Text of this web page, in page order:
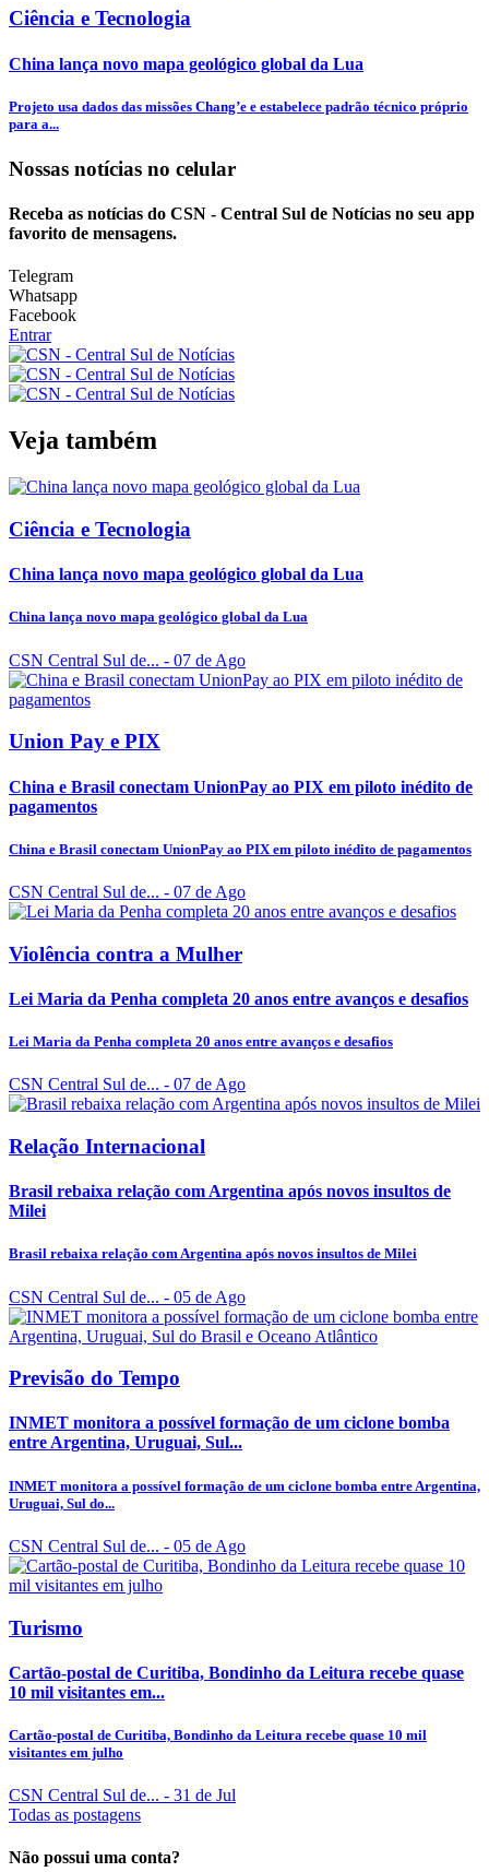
Ciência e Tecnologia
China lança novo mapa geológico global da Lua
Projeto usa dados das missões Chang’e e estabelece padrão técnico próprio
para a...
Nossas notícias no celular
Receba as notícias do CSN - Central Sul de Notícias no seu app
favorito de mensagens.
Telegram
Whatsapp
Facebook
Entrar
Veja também
Ciência e Tecnologia
China lança novo mapa geológico global da Lua
China lança novo mapa geológico global da Lua
CSN Central Sul de... - 07 de Ago
Union Pay e PIX
China e Brasil conectam UnionPay ao PIX em piloto inédito de
pagamentos
China e Brasil conectam UnionPay ao PIX em piloto inédito de pagamentos
CSN Central Sul de... - 07 de Ago
Violência contra a Mulher
Lei Maria da Penha completa 20 anos entre avanços e desafios
Lei Maria da Penha completa 20 anos entre avanços e desafios
CSN Central Sul de... - 07 de Ago
Relação Internacional
Brasil rebaixa relação com Argentina após novos insultos de
Milei
Brasil rebaixa relação com Argentina após novos insultos de Milei
CSN Central Sul de... - 05 de Ago
Previsão do Tempo
INMET monitora a possível formação de um ciclone bomba
entre Argentina, Uruguai, Sul...
INMET monitora a possível formação de um ciclone bomba entre Argentina,
Uruguai, Sul do...
CSN Central Sul de... - 05 de Ago
Turismo
Cartão-postal de Curitiba, Bondinho da Leitura recebe quase
10 mil visitantes em...
Cartão-postal de Curitiba, Bondinho da Leitura recebe quase 10 mil
visitantes em julho
CSN Central Sul de... - 31 de Jul
Todas as postagens
Não possui uma conta?